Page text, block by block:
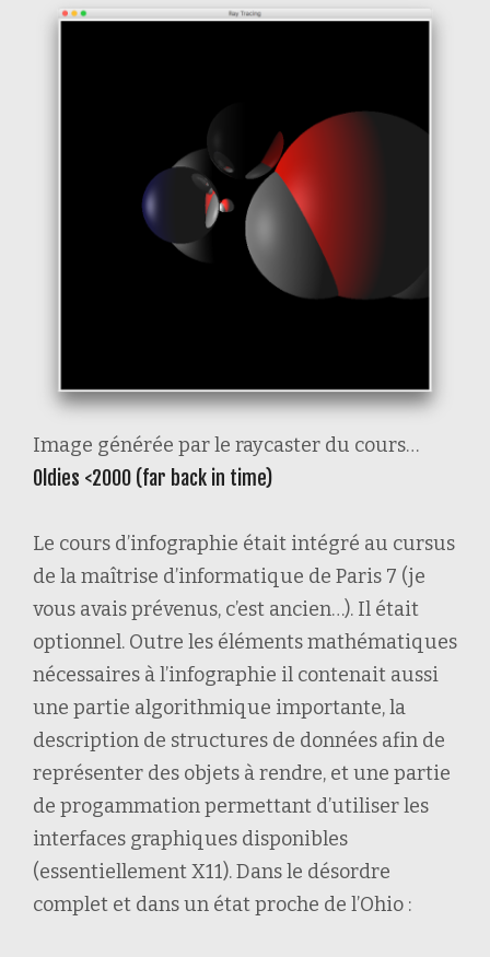
Image générée par le raycaster du cours…
Oldies <2000 (far back in time)
Le cours d’infographie était intégré au cursus
de la maîtrise d’informatique de Paris 7 (je
vous avais prévenus, c’est ancien…). Il était
optionnel. Outre les éléments mathématiques
nécessaires à l’infographie il contenait aussi
une partie algorithmique importante, la
description de structures de données afin de
représenter des objets à rendre, et une partie
de progammation permettant d’utiliser les
interfaces graphiques disponibles
(essentiellement X11). Dans le désordre
complet et dans un état proche de l’Ohio :